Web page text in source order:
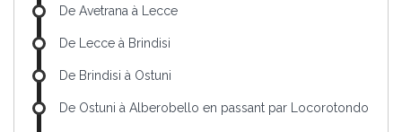
De Avetrana à Lecce
De Lecce à Brindisi
De Brindisi à Ostuni
De Ostuni à Alberobello en passant par Locorotondo